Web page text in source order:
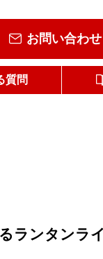
お問い合わせ
質問
ランタンラ